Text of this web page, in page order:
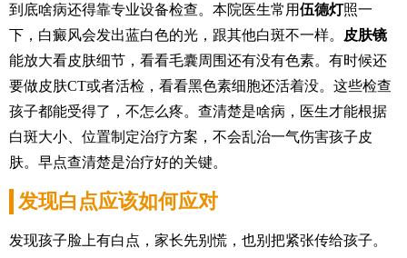
到底啥病还得靠专业设备检查。本院医生常用伍德灯照一
下，白癜风会发出蓝白色的光，跟其他白斑不一样。
皮肤镜
能放大看皮肤细节，看看毛囊周围还有没有色素。有时候还
要做皮肤CT或者活检，看看黑色素细胞还活着没。这些检查
孩子都能受得了，不怎么疼。查清楚是啥病，医生才能根据
白斑大小、位置制定治疗方案，不会乱治一气伤害孩子皮
肤。早点查清楚是治疗好的关键。
发现白点应该如何应对
发现孩子脸上有白点，家长先别慌，也别把紧张传给孩子。